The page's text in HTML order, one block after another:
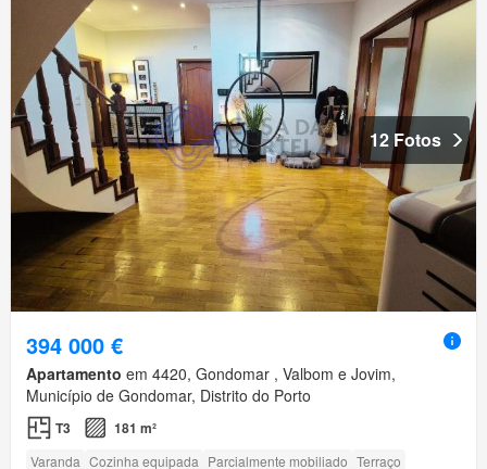
12 Fotos
394 000 €
Apartamento em 4420, Gondomar , Valbom e Jovim,
Município de Gondomar, Distrito do Porto
T3 181 m²
Varanda Cozinha equipada Parcialmente mobiliado Terraço